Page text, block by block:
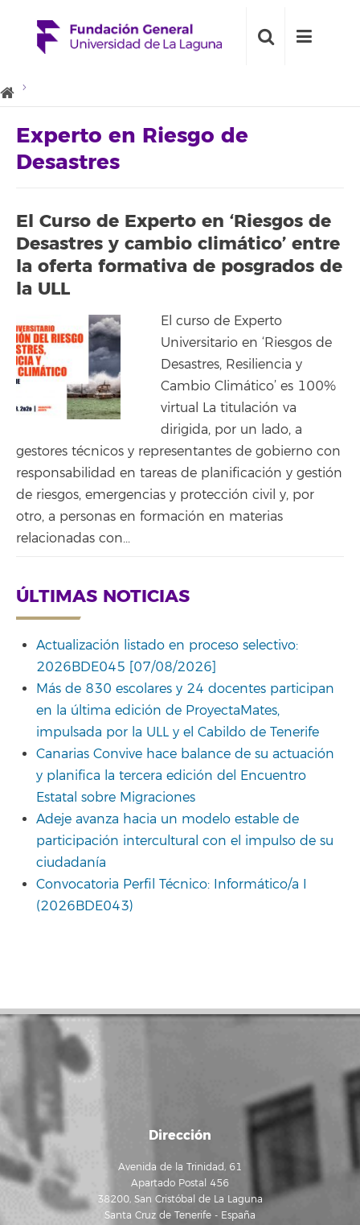
Experto en Riesgo de
Desastres
El Curso de Experto en ‘Riesgos de
Desastres y cambio climático’ entre
la oferta formativa de posgrados de
la ULL
El curso de Experto
Universitario en ‘Riesgos de
Desastres, Resiliencia y
Cambio Climático’ es 100%
virtual La titulación va
dirigida, por un lado, a
gestores técnicos y representantes de gobierno con
responsabilidad en tareas de planificación y gestión
de riesgos, emergencias y protección civil y, por
otro, a personas en formación en materias
relacionadas con...
ÚLTIMAS NOTICIAS
Actualización listado en proceso selectivo:
2026BDE045 [07/08/2026]
Más de 830 escolares y 24 docentes participan
en la última edición de ProyectaMates,
impulsada por la ULL y el Cabildo de Tenerife
Canarias Convive hace balance de su actuación
y planifica la tercera edición del Encuentro
Estatal sobre Migraciones
Adeje avanza hacia un modelo estable de
participación intercultural con el impulso de su
ciudadanía
Convocatoria Perfil Técnico: Informático/a I
(2026BDE043)
Dirección
Avenida de la Trinidad, 61
Apartado Postal 456
38200, San Cristóbal de La Laguna
Santa Cruz de Tenerife - España